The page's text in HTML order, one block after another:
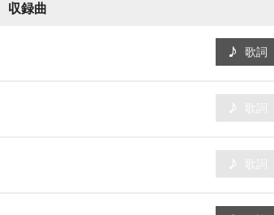
収録曲
歌詞